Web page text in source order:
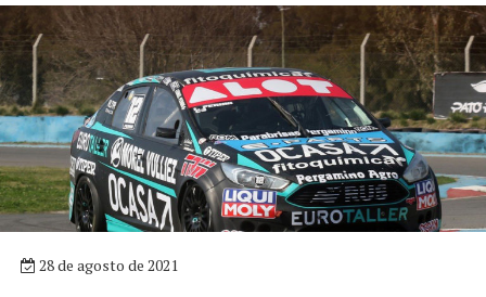
28 de agosto de 2021